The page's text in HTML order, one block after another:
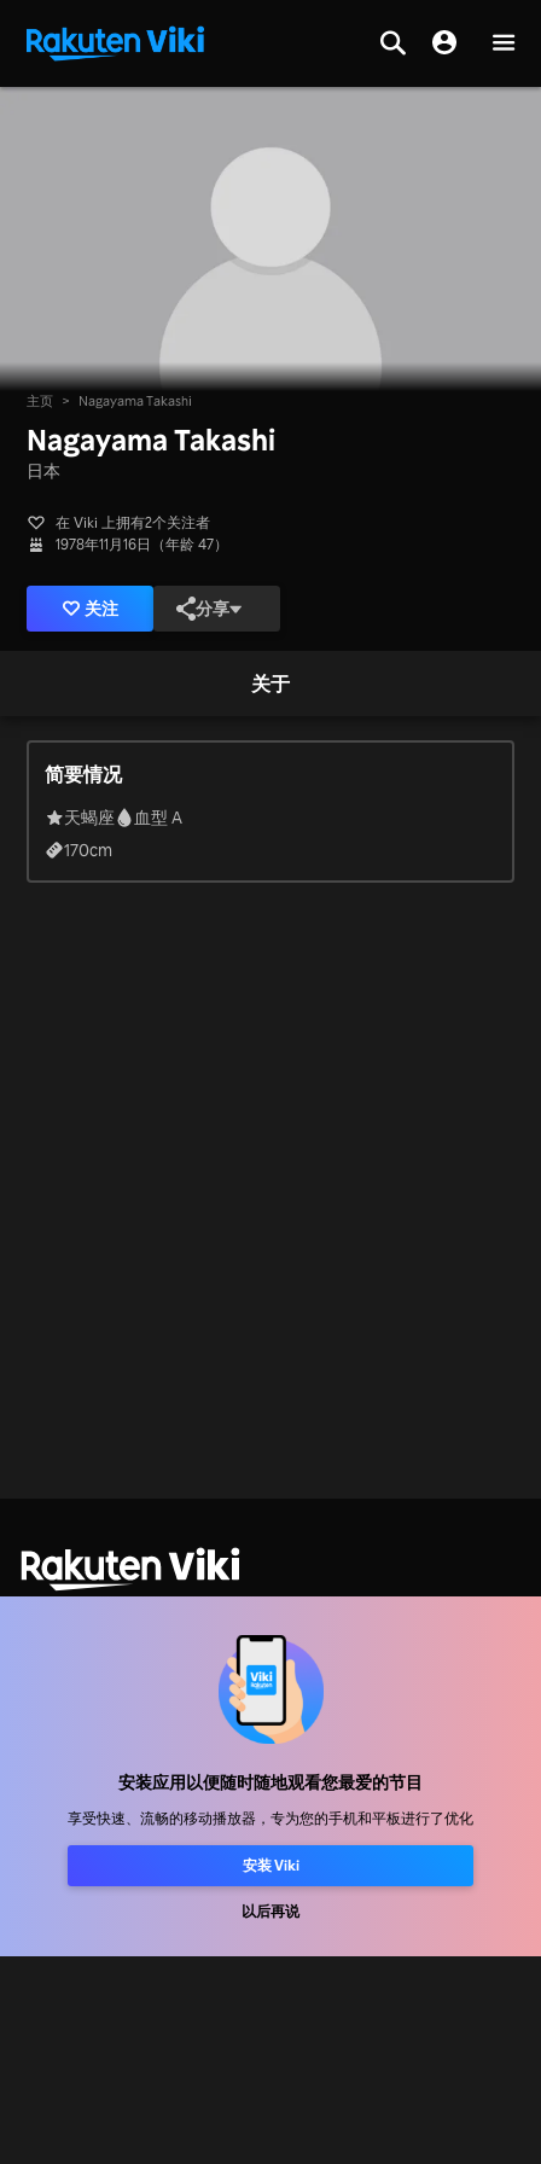
安装应用以便随时随地观看您最爱的节目
享受快速、流畅的移动播放器，专为您的手机和平板进行了优化
安装 Viki
以后再说
主页 > Nagayama Takashi
Nagayama Takashi
日本
在 Viki 上拥有2个关注者
1978年11月16日（年龄 47）
关注 分享
关于
简要情况
天蝎座
血型 A
170cm
发行合作